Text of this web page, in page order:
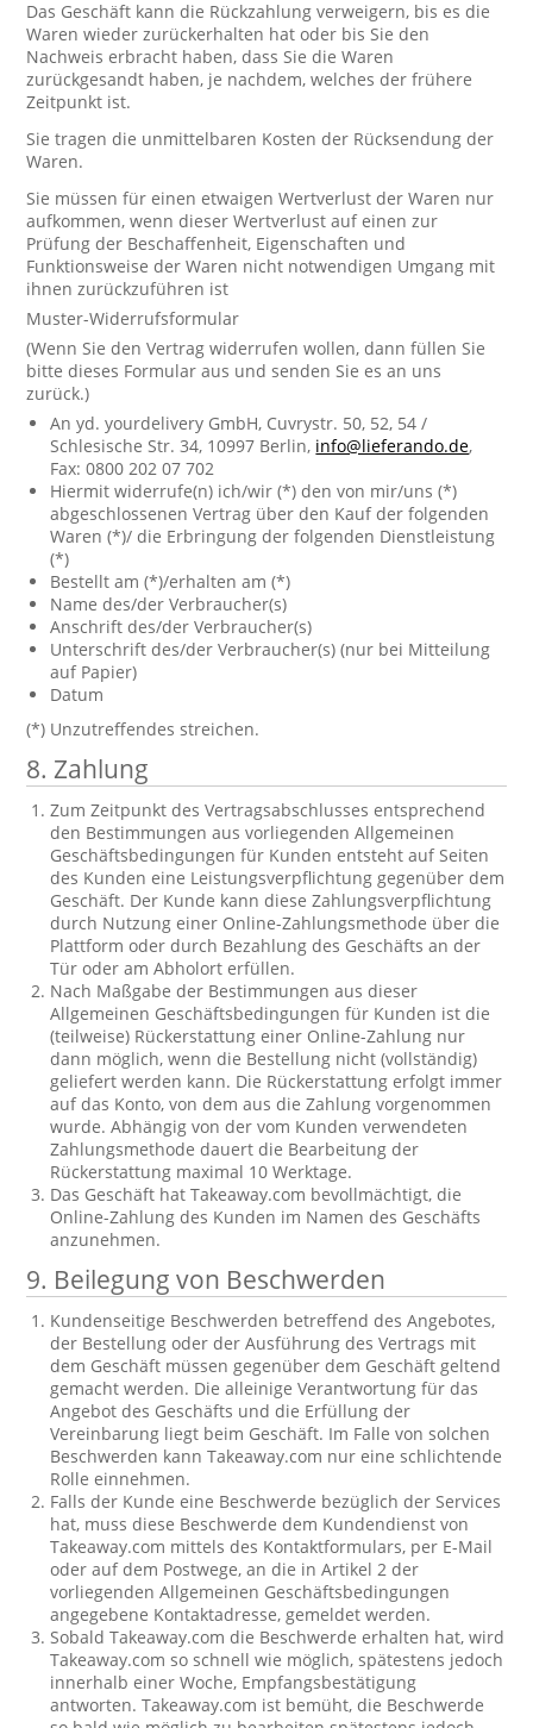
Das Geschäft kann die Rückzahlung verweigern, bis es die
Waren wieder zurückerhalten hat oder bis Sie den
Nachweis erbracht haben, dass Sie die Waren
zurückgesandt haben, je nachdem, welches der frühere
Zeitpunkt ist.
Sie tragen die unmittelbaren Kosten der Rücksendung der
Waren.
Sie müssen für einen etwaigen Wertverlust der Waren nur
aufkommen, wenn dieser Wertverlust auf einen zur
Prüfung der Beschaffenheit, Eigenschaften und
Funktionsweise der Waren nicht notwendigen Umgang mit
ihnen zurückzuführen ist
Muster-Widerrufsformular
(Wenn Sie den Vertrag widerrufen wollen, dann füllen Sie
bitte dieses Formular aus und senden Sie es an uns
zurück.)
An yd. yourdelivery GmbH, Cuvrystr. 50, 52, 54 /
Schlesische Str. 34, 10997 Berlin, info@lieferando.de,
Fax: 0800 202 07 702
Hiermit widerrufe(n) ich/wir (*) den von mir/uns (*)
abgeschlossenen Vertrag über den Kauf der folgenden
Waren (*)/ die Erbringung der folgenden Dienstleistung
(*)
Bestellt am (*)/erhalten am (*)
Name des/der Verbraucher(s)
Anschrift des/der Verbraucher(s)
Unterschrift des/der Verbraucher(s) (nur bei Mitteilung
auf Papier)
Datum
(*) Unzutreffendes streichen.
8. Zahlung
Zum Zeitpunkt des Vertragsabschlusses entsprechend
den Bestimmungen aus vorliegenden Allgemeinen
Geschäftsbedingungen für Kunden entsteht auf Seiten
des Kunden eine Leistungsverpflichtung gegenüber dem
Geschäft. Der Kunde kann diese Zahlungsverpflichtung
durch Nutzung einer Online-Zahlungsmethode über die
Plattform oder durch Bezahlung des Geschäfts an der
Tür oder am Abholort erfüllen.
Nach Maßgabe der Bestimmungen aus dieser
Allgemeinen Geschäftsbedingungen für Kunden ist die
(teilweise) Rückerstattung einer Online-Zahlung nur
dann möglich, wenn die Bestellung nicht (vollständig)
geliefert werden kann. Die Rückerstattung erfolgt immer
auf das Konto, von dem aus die Zahlung vorgenommen
wurde. Abhängig von der vom Kunden verwendeten
Zahlungsmethode dauert die Bearbeitung der
Rückerstattung maximal 10 Werktage.
Das Geschäft hat Takeaway.com bevollmächtigt, die
Online-Zahlung des Kunden im Namen des Geschäfts
anzunehmen.
9. Beilegung von Beschwerden
Kundenseitige Beschwerden betreffend des Angebotes,
der Bestellung oder der Ausführung des Vertrags mit
dem Geschäft müssen gegenüber dem Geschäft geltend
gemacht werden. Die alleinige Verantwortung für das
Angebot des Geschäfts und die Erfüllung der
Vereinbarung liegt beim Geschäft. Im Falle von solchen
Beschwerden kann Takeaway.com nur eine schlichtende
Rolle einnehmen.
Falls der Kunde eine Beschwerde bezüglich der Services
hat, muss diese Beschwerde dem Kundendienst von
Takeaway.com mittels des Kontaktformulars, per E-Mail
oder auf dem Postwege, an die in Artikel 2 der
vorliegenden Allgemeinen Geschäftsbedingungen
angegebene Kontaktadresse, gemeldet werden.
Sobald Takeaway.com die Beschwerde erhalten hat, wird
Takeaway.com so schnell wie möglich, spätestens jedoch
innerhalb einer Woche, Empfangsbestätigung
antworten. Takeaway.com ist bemüht, die Beschwerde